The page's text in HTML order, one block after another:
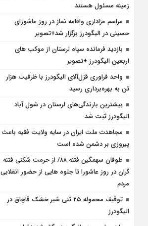
زمینه مسئول هستند
مراسم عزاداری واقامه نماز در روز عاشورای
حسینی در الیگودرز برگزار شد+تصویر
بازدید فرمانده سپاه لرستان از موکب های
اربعین الیگودرز +تصویر
واحد فراوری قزل‌آلای الیگودرز با ظرفیت هزار
تن به بهره‌برداری رسید
بیشترین بارندگی‌های لرستان در شول آباد
الیگودرز ثبت شد
مجاهدت ملت ایران در سایه ولایت فقیه باعث
پیروزی بر دشمن شده است
طوفان سهمگین فتنه ۸۸/ از حرمت شکنی فتنه
گران در روز عاشورا تا جلوه هایی از حضور انقلابی
مردم
توقیف محموله ۲۵ تنی شیر خشک قاچاق در
الیگودرز